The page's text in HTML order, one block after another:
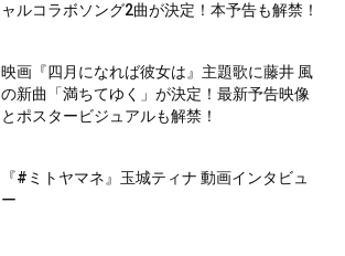
ャルコラボソング2曲が決定！本予告も解禁！
映画『四月になれば彼女は』主題歌に藤井 風
の新曲「満ちてゆく」が決定！最新予告映像
とポスタービジュアルも解禁！
『#ミトヤマネ』玉城ティナ 動画インタビュ
ー